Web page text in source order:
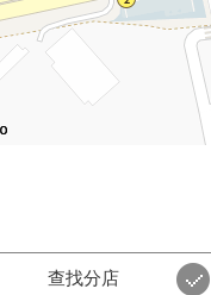
查找分店